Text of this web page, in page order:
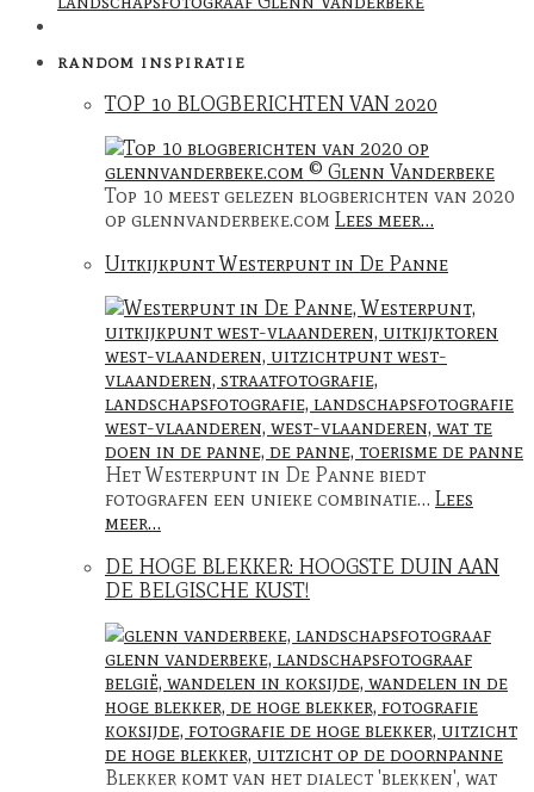
RANDOM INSPIRATIE
TOP 10 BLOGBERICHTEN VAN 2020
Top 10 meest gelezen blogberichten van 2020
op glennvanderbeke.com Lees meer…
Uitkijkpunt Westerpunt in De Panne
Het Westerpunt in De Panne biedt
fotografen een unieke combinatie… Lees
meer…
DE HOGE BLEKKER: HOOGSTE DUIN AAN
DE BELGISCHE KUST!
Blekker komt van het dialect 'blekken', wat